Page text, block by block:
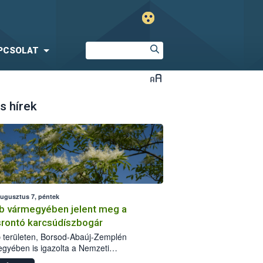
hírek
7, péntek
vármegyében jelent meg a
karcsúdíszbogár
területen, Borsod-Abaúj-Zemplén
is igazolta a Nemzeti
biztonsági Hivatal (Nébih) a